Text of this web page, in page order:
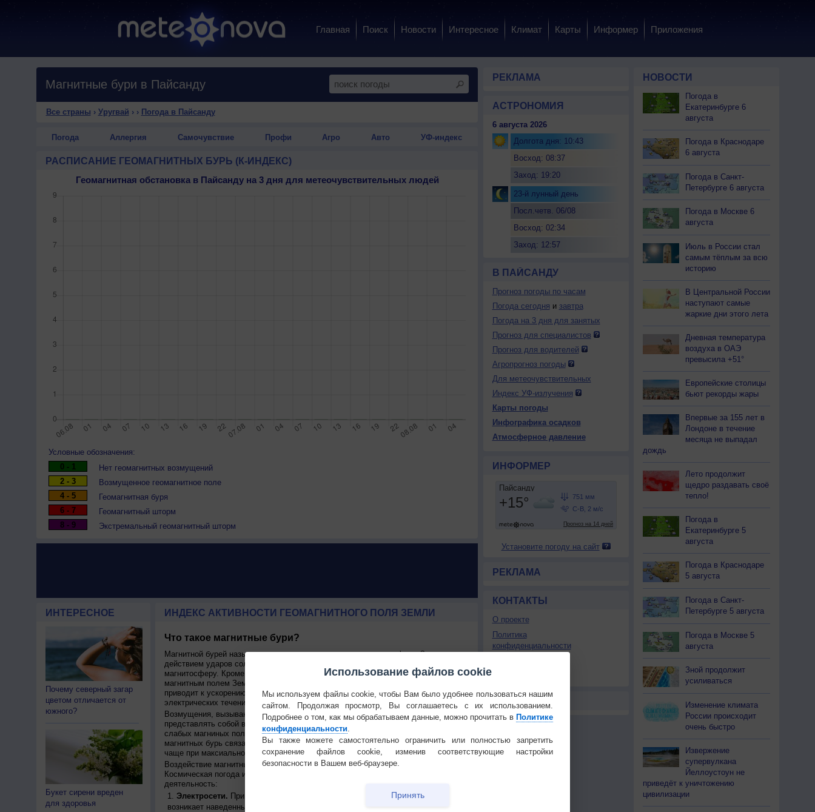
Главная Поиск Новости Интересное Климат Карты Информер Приложения
Магнитные бури в Пайсанду
Все страны › Уругвай › › Погода в Пайсанду
Погода Аллергия Самочувствие Профи Агро Авто УФ-индекс
РАСПИСАНИЕ ГЕОМАГНИТНЫХ БУРЬ (К-ИНДЕКС)
Геомагнитная обстановка в Пайсанду на 3 дня для метеочувствительных людей
Условные обозначения:
0 - 1
Нет геомагнитных возмущений
2 - 3
Возмущенное геомагнитное поле
4 - 5
Геомагнитная буря
6 - 7
Геомагнитный шторм
8 - 9
Экстремальный геомагнитный шторм
ИНТЕРЕСНОЕ
Почему северный загар
цветом отличается от
южного?
Букет сирени вреден
для здоровья
ИНДЕКС АКТИВНОСТИ ГЕОМАГНИТНОГО ПОЛЯ ЗЕМЛИ
Что такое магнитные бури?
Магнитной бурей называется временное возмущение магнитосферы Земли под
действием ударов солнечного ветра. Усиление солнечного ветра сжимает
магнитосферу. Кроме того, магнитное поле солнечного ветра взаимодействиует с
магнитным полем Земли, передавая часть своей энергии в магнитосферу. Это
приводит к ускорению движения плазмы через магнитосферу и увеличению силы
электрических течений.
Возмущения, вызывающие бурю, могут быть причиной коронарного выброса или
представлять собой высокоскоростной поток солнечного ветра из областей
слабых магниных полей на поверхности Солнца. Частота усилений и ослаблений
магнитных бурь связана с циклом солнечных пятен. Коронарные бури возникают
чаще при максиальной активности солнца, а потоковые - при минимамльной.
Воздействие магнитных бурь на Землю называется космической погодой.
Космическая погода иммет следующие воздейсвия на хозяйственную
деятельность:
Электросети. При движении магнитного поля около проводника, в нем
возникает наведенный ток, что может приводить к перегрузкам в электросетях.
РЕКЛАМА
АСТРОНОМИЯ
6 августа 2026
Долгота дня: 10:43
Восход: 08:37
Заход: 19:20
23-й лунный день
Посл.четв. 06/08
Восход: 02:34
Заход: 12:57
В ПАЙСАНДУ
Прогноз погоды по часам
Погода сегодня и завтра
Погода на 3 дня для занятых
Прогноз для специалистов
Прогноз для водителей
Агропрогноз погоды
Для метеочувствительных
Индекс УФ-излучения
Карты погоды
Инфографика осадков
Атмосферное давление
ИНФОРМЕР
Установите погоду на сайт
РЕКЛАМА
КОНТАКТЫ
О проекте
Политика
конфиденциальности
НОВОСТИ
Погода в
Екатеринбурге 6
августа
Погода в Краснодаре
6 августа
Погода в Санкт-
Петербурге 6 августа
Погода в Москве 6
августа
Июль в России стал
самым тёплым за всю
историю
В Центральной России
наступают самые
жаркие дни этого лета
Дневная температура
воздуха в ОАЭ
превысила +51°
Европейские столицы
бьют рекорды жары
Впервые за 155 лет в
Лондоне в течение
месяца не выпадал
дождь
Лето продолжит
щедро раздавать своё
тепло!
Погода в
Екатеринбурге 5
августа
Погода в Краснодаре
5 августа
Погода в Санкт-
Петербурге 5 августа
Погода в Москве 5
августа
Зной продолжит
усиливаться
Изменение климата
России происходит
очень быстро
Извержение
супервулкана
Йеллоустоун не
приведёт к уничтожению
цивилизации
Использование файлов cookie
Мы используем файлы cookie, чтобы Вам было удобнее пользоваться нашим
сайтом. Продолжая просмотр, Вы соглашаетесь с их использованием.
Подробнее о том, как мы обрабатываем данные, можно прочитать в Политике
конфиденциальности
Вы также можете самостоятельно ограничить или полностью запретить
сохранение файлов cookie, изменив соответствующие настройки
безопасности в Вашем веб-браузере.
Принять